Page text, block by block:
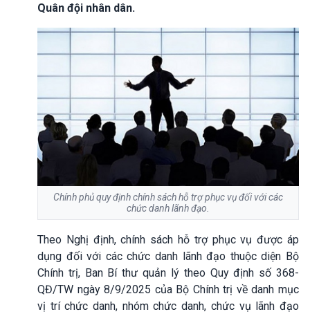
Quân đội nhân dân.
Chính phủ quy định chính sách hỗ trợ phục vụ đối với các
chức danh lãnh đạo.
Theo Nghị định, chính sách hỗ trợ phục vụ được áp
dụng đối với các chức danh lãnh đạo thuộc diện Bộ
Chính trị, Ban Bí thư quản lý theo Quy định số 368-
QĐ/TW ngày 8/9/2025 của Bộ Chính trị về danh mục
vị trí chức danh, nhóm chức danh, chức vụ lãnh đạo